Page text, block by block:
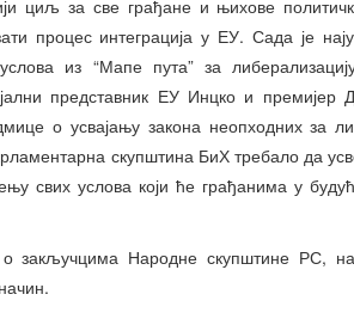
циљ за све грађане и њихове
процес интеграција у ЕУ. Сада је
из “Мапе пута” за
представник ЕУ Инцко и премијер
о усвајању закона неопходних за
скупштина БиХ требало да
свих услова који ће грађанима у
Народне скупштине РС,